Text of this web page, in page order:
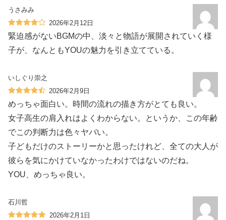
うさみみ
2026年2月12日
緊迫感がないBGMの中、淡々と物語が展開されていく様
子が、なんともYOUの魅力を引き立てている。
いしぐり崇之
2026年2月9日
めっちゃ面白い。時間の流れの描き方がとても良い。
女子高生の肩入れはよくわからない。というか、この年齢
でこの判断力は色々ヤバい。
子どもだけのストーリーかと思ったけれど、全ての大人が
彼らを気にかけていなかったわけではないのだね。
YOU、めっちゃ良い。
石川哲
2026年2月1日